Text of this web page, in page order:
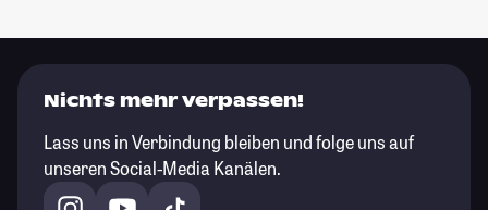
Nichts mehr verpassen!
Lass uns in Verbindung bleiben und folge uns auf
unseren Social-Media Kanälen.